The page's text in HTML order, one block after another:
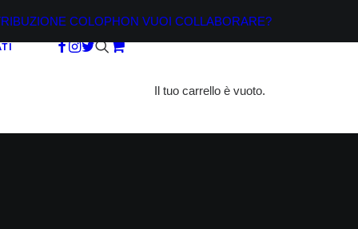
COLOPHON VUOI COLLABORARE?
Il tuo carrello è vuoto.